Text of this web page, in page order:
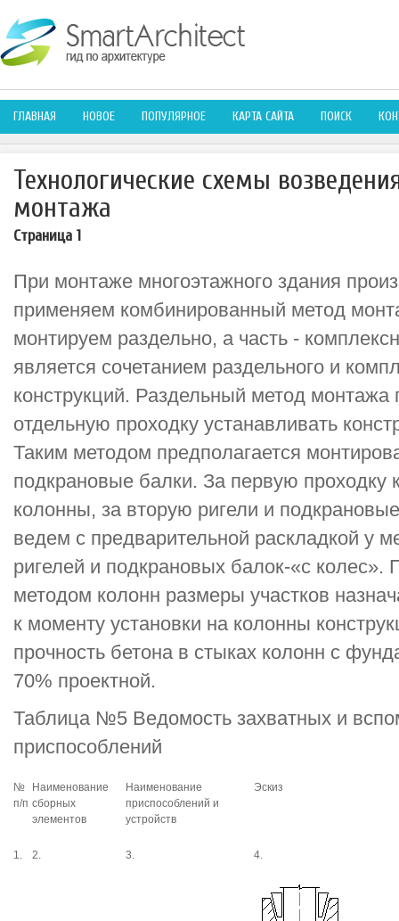
ГЛАВНАЯ НОВОЕ ПОПУЛЯРНОЕ КАРТА САЙТА ПОИСК
Технологические схемы
монтажа
Страница 1
При монтаже многоэтажного здания
применяем комбинированный метод
монтируем раздельно, а часть -
является сочетанием раздельного и
конструкций. Раздельный метод монтажа
отдельную проходку устанавливать
Таким методом предполагается
подкрановые балки. За первую проходку
колонны, за вторую ригели и
ведем с предварительной раскладкой у
ригелей и подкрановых балок-«с
методом колонн размеры участков
к моменту установки на колонны
прочность бетона в стыках колонн с
70% проектной.
Таблица №5 Ведомость захватных и
приспособлений
№
п/п
Наименование
сборных
элементов
Наименование
приспособлений и
устройств
Эскиз
1. 2. 3. 4.